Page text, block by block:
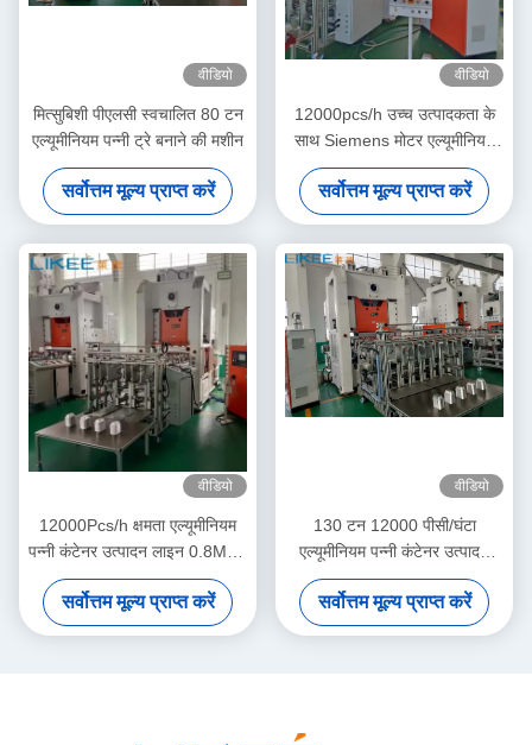
वीडियो
मित्सुबिशी पीएलसी स्वचालित 80 टन
एल्यूमीनियम पन्नी ट्रे बनाने की मशीन
सर्वोत्तम मूल्य प्राप्त करें
वीडियो
12000pcs/h उच्च उत्पादकता के
साथ Siemens मोटर एल्यूमीनियम
पन्नी कंटेनर उत्पादन लाइन
सर्वोत्तम मूल्य प्राप्त करें
वीडियो
12000Pcs/h क्षमता एल्यूमीनियम
पन्नी कंटेनर उत्पादन लाइन 0.8MPa
वायु दबाव आवश्यकता के साथ
सर्वोत्तम मूल्य प्राप्त करें
वीडियो
130 टन 12000 पीसी/घंटा
एल्यूमीनियम पन्नी कंटेनर उत्पादन
लाइन
सर्वोत्तम मूल्य प्राप्त करें